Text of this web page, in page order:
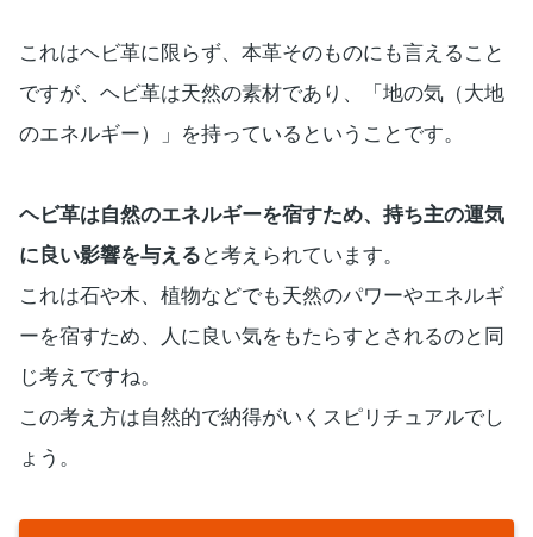
これはヘビ革に限らず、本革そのものにも言えること
ですが、ヘビ革は天然の素材であり、「地の気（大地
のエネルギー）」を持っているということです。
ヘビ革は自然のエネルギーを宿すため、持ち主の運気
に良い影響を与える と考えられています。
これは石や木、植物などでも天然のパワーやエネルギ
ーを宿すため、人に良い気をもたらすとされるのと同
じ考えですね。
この考え方は自然的で納得がいくスピリチュアルでし
ょう。